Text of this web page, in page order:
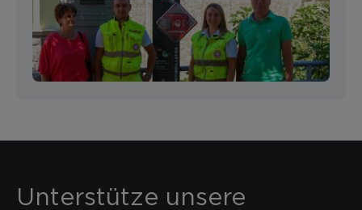
Unterstütze unsere